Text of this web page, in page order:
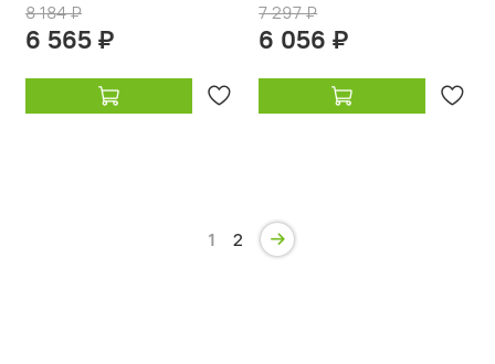
8 184 ₽
6 565 ₽
7 297 ₽
6 056 ₽
1 2